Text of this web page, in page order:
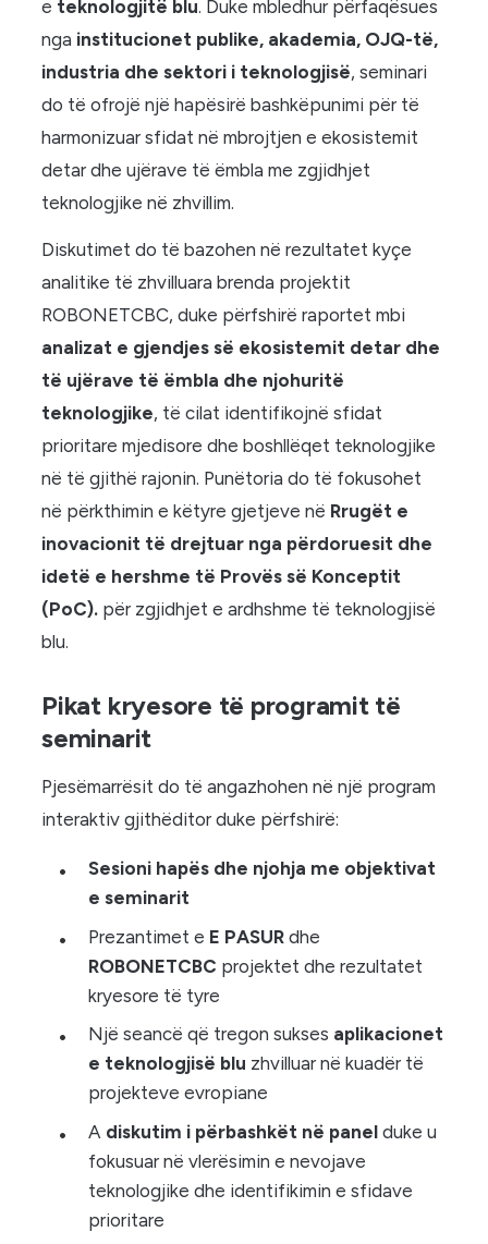
e teknologjitë blu. Duke mbledhur përfaqësues
nga institucionet publike, akademia, OJQ-të,
industria dhe sektori i teknologjisë, seminari
do të ofrojë një hapësirë ​​bashkëpunimi për të
harmonizuar sfidat në mbrojtjen e ekosistemit
detar dhe ujërave të ëmbla me zgjidhjet
teknologjike në zhvillim.
Diskutimet do të bazohen në rezultatet kyçe
analitike të zhvilluara brenda projektit
ROBONETCBC, duke përfshirë raportet mbi
analizat e gjendjes së ekosistemit detar dhe
të ujërave të ëmbla dhe njohuritë
teknologjike, të cilat identifikojnë sfidat
prioritare mjedisore dhe boshllëqet teknologjike
në të gjithë rajonin. Punëtoria do të fokusohet
në përkthimin e këtyre gjetjeve në Rrugët e
inovacionit të drejtuar nga përdoruesit dhe
idetë e hershme të Provës së Konceptit
(PoC). për zgjidhjet e ardhshme të teknologjisë
blu.
Pikat kryesore të programit të
seminarit
Pjesëmarrësit do të angazhohen në një program
interaktiv gjithëditor duke përfshirë:
Sesioni hapës dhe njohja me objektivat
e seminarit
Prezantimet e E PASURdhe
ROBONETCBC projektet dhe rezultatet
kryesore të tyre
Një seancë që tregon sukses aplikacionet
e teknologjisë blu zhvilluar në kuadër të
projekteve evropiane
A diskutim i përbashkët në panelduke u
fokusuar në vlerësimin e nevojave
teknologjike dhe identifikimin e sfidave
prioritare